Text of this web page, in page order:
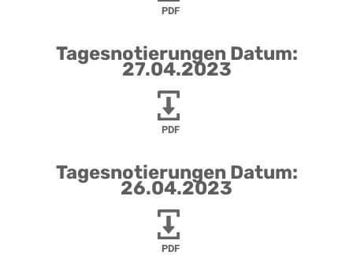
PDF
Tagesnotierungen Datum:
27.04.2023
PDF
Tagesnotierungen Datum:
26.04.2023
PDF